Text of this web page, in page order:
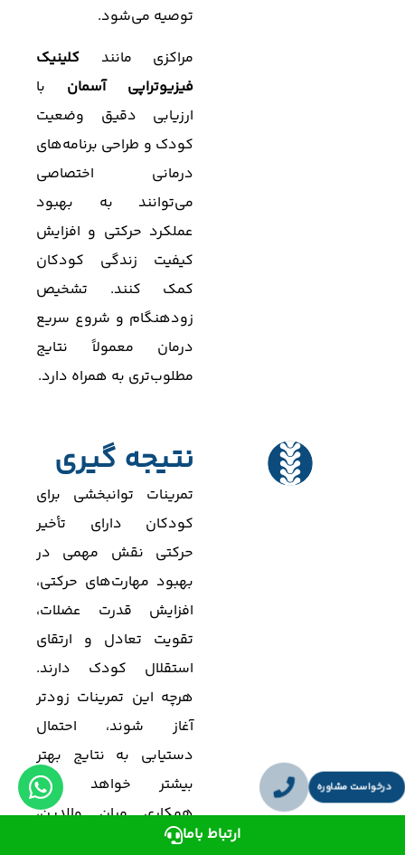
توصیه می‌شود.
مراکزی مانند کلینیک
فیزیوتراپی آسمان با
ارزیابی دقیق وضعیت
کودک و طراحی برنامه‌های
درمانی اختصاصی
می‌توانند به بهبود
عملکرد حرکتی و افزایش
کیفیت زندگی کودکان
کمک کنند. تشخیص
زودهنگام و شروع سریع
درمان معمولاً نتایج
مطلوب‌تری به همراه دارد.
نتیجه گیری
تمرینات توانبخشی برای
کودکان دارای تأخیر
حرکتی نقش مهمی در
بهبود مهارت‌های حرکتی،
افزایش قدرت عضلات،
تقویت تعادل و ارتقای
استقلال کودک دارند.
هرچه این تمرینات زودتر
آغاز شوند، احتمال
دستیابی به نتایج بهتر
بیشتر خواهد بود.
همکاری میان والدین،
فیزیوتراپیست و کودک
درخواست مشاوره
ارتباط باما